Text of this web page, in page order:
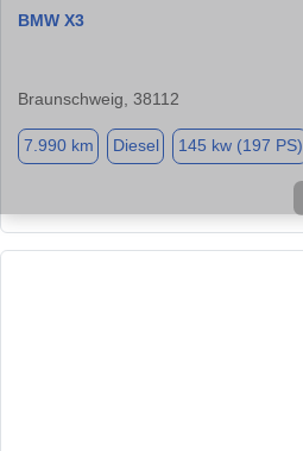
BMW X3
Braunschweig, 38112
7.990 km Diesel 145 kw (197 PS)